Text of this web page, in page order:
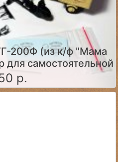
200Ф (из к/ф "Мама
самостоятельной
р.